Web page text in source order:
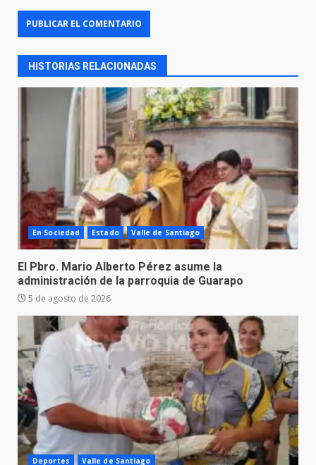
HISTORIAS RELACIONADAS
En Sociedad Estado Valle de Santiago
El Pbro. Mario Alberto Pérez asume la
administración de la parroquia de Guarapo
5 de agosto de 2026
Deportes Valle de Santiago